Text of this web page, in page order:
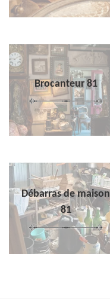
Brocanteur 81
Débarras de maison
81